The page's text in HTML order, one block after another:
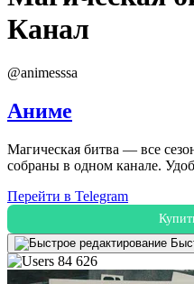
Канал
@animesssa
Аниме
Магическая битва — все
собраны в одном канале.
Перейти в Telegram
84 626